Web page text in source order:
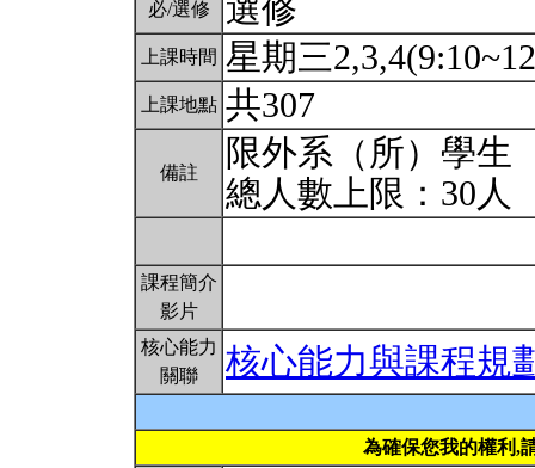
必/選修 選修
上課時間 星期三
上課地點 共307
備註
限外系（所）學生
總人數上限：30人
課程簡介
影片
核心能力
關聯
核心能力與課程規
為確保您我的權利,